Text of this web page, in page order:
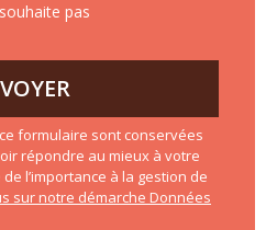
pas
formulaire sont conservées
répondre au mieux à votre
l’importance à la gestion de
sur notre démarche Données